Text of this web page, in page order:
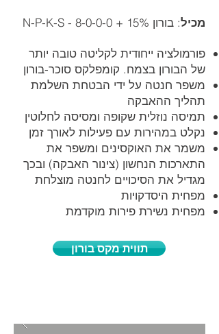
מכיל: בורון N-P-K-S - 8-0-0-0 + 15%
פורמולציה ייחודית לקליטה טובה יותר
של הבורון בצמח. קומפלקס סוכר-בורון
משפר חנטה על ידי הבטחת השלמת
תהליך ההאבקה
תמיסה נוזלית שקופה ומסיסה לחלוטין
נקלט במהירות עם פעילות לאורך זמן
משמר את האוקסינים ומשפר את
התארכות הנחשון (צינור האבקה) ובכך
מגדיל את הסיכויים לחנטה מוצלחת
מפחית היסדקויות
מפחית נשירת פירות מוקדמת
תווית מקס בורון